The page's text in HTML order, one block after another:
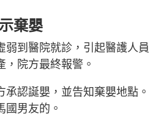
棄嬰
弱到醫院就診，引起醫護人員
，院方最終報警。
承認誕嬰，並告知棄嬰地點。
國男友的。